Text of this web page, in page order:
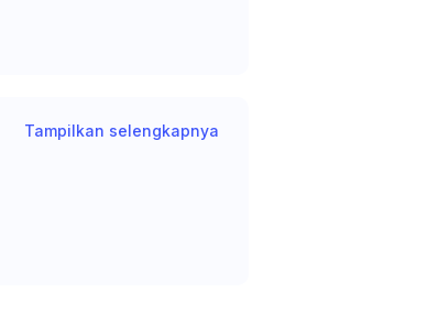
Tampilkan selengkapnya